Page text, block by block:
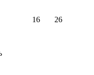
16 26